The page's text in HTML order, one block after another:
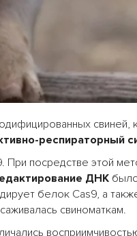
свиней,
респираторный
посредстве этой
ДНК
белок Cas9, а
свиноматкам.